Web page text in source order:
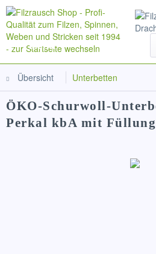
Menü
Übersicht Unterbetten
ÖKO-Schurwoll-
Perkal kbA mit